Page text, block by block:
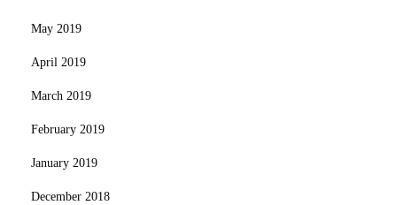
May 2019
April 2019
March 2019
February 2019
January 2019
December 2018